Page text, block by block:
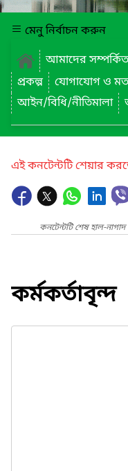
মেনু নির্বাচন করুন
আমাদের সম্পর্কিত
প্রকল্প
যোগাযোগ ও
আইন/বিধি/নীতিমালা
এই কনটেন্টটি শেয়ার
কনটেন্টটি শেষ হাল-
কর্মকর্তাবৃন্দ